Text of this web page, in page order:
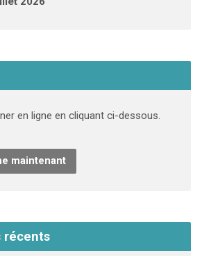
en ligne en cliquant ci-dessous.
maintenant
récents